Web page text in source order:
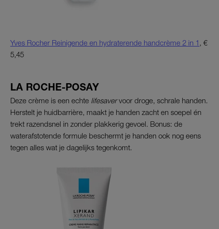
Yves Rocher Reinigende en hydraterende handcrème 2 in 1 , €
5,45
LA ROCHE-POSAY
Deze crème is een echte lifesavervoor droge, schrale handen.
Herstelt je huidbarrière, maakt je handen zacht en soepel én
trekt razendsnel in zonder plakkerig gevoel. Bonus: de
waterafstotende formule beschermt je handen ook nog eens
tegen alles wat je dagelijks tegenkomt.